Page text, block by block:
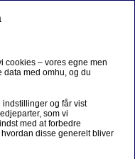
af
cookies – vores egne men
data med omhu, og du
indstillinger og får vist
som vi
med at forbedre
disse generelt bliver